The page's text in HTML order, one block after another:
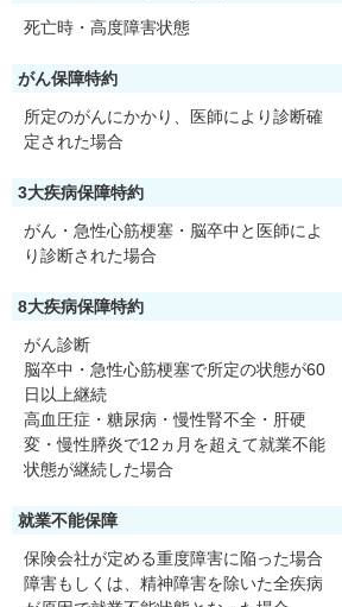
死亡時・高度障害状態
がん保障特約
所定のがんにかかり、医師により診断確
定された場合
3大疾病保障特約
がん・急性心筋梗塞・脳卒中と医師によ
り診断された場合
8大疾病保障特約
がん診断
脳卒中・急性心筋梗塞で所定の状態が60
日以上継続
高血圧症・糖尿病・慢性腎不全・肝硬
変・慢性膵炎で12ヵ月を超えて就業不能
状態が継続した場合
就業不能保障
保険会社が定める重度障害に陥った場合
障害もしくは、精神障害を除いた全疾病